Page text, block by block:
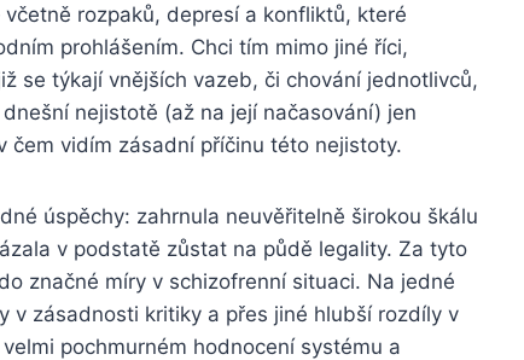
rozpaků, depresí a konfliktů, které
prohlášením. Chci tím mimo jiné říci,
se týkají vnějších vazeb, či chování jednotlivců,
nejistotě (až na její načasování) jen
čem vidím zásadní příčinu této nejistoty.
úspěchy: zahrnula neuvěřitelně širokou škálu
v podstatě zůstat na půdě legality. Za tyto
značné míry v schizofrenní situaci. Na jedné
zásadnosti kritiky a přes jiné hlubší rozdíly v
pochmurném hodnocení systému a